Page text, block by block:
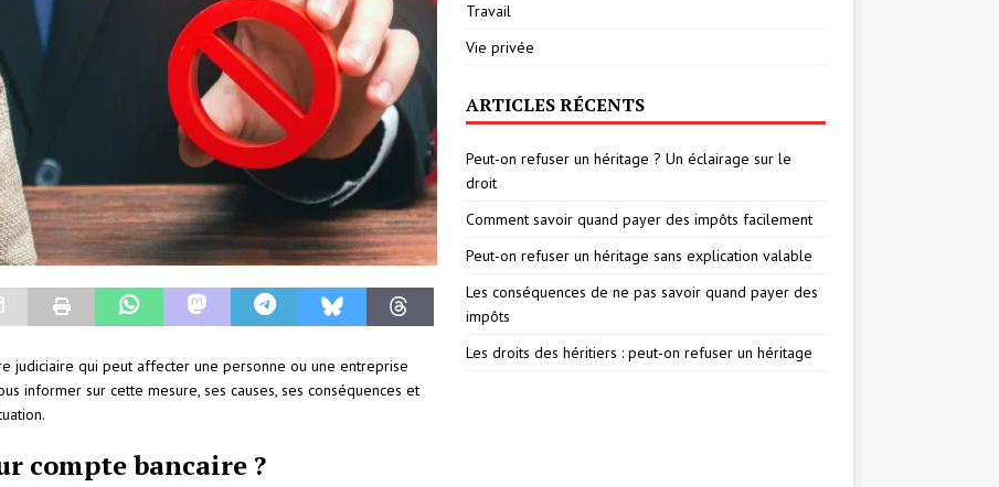
judiciaire qui peut affecter une personne ou une entreprise
informer sur cette mesure, ses causes, ses conséquences et
compte bancaire ?
Travail
Vie privée
ARTICLES RÉCENTS
Peut-on refuser un héritage ? Un éclairage sur le
droit
Comment savoir quand payer des impôts facilement
Peut-on refuser un héritage sans explication valable
Les conséquences de ne pas savoir quand payer des
impôts
Les droits des héritiers : peut-on refuser un héritage